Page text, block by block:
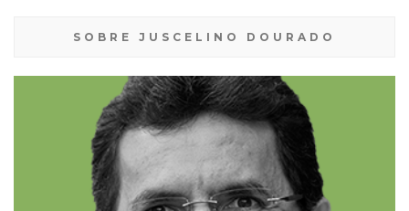
SOBRE JUSCELINO DOURADO